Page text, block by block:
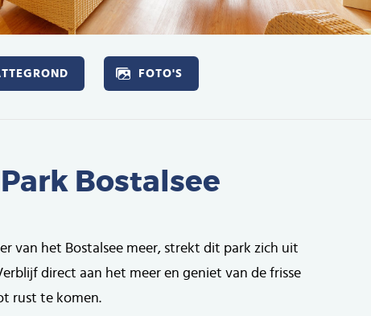
FOTO'S
Bostalsee
van het Bostalsee meer, strekt dit park zich uit
direct aan het meer en geniet van de frisse
rust te komen.